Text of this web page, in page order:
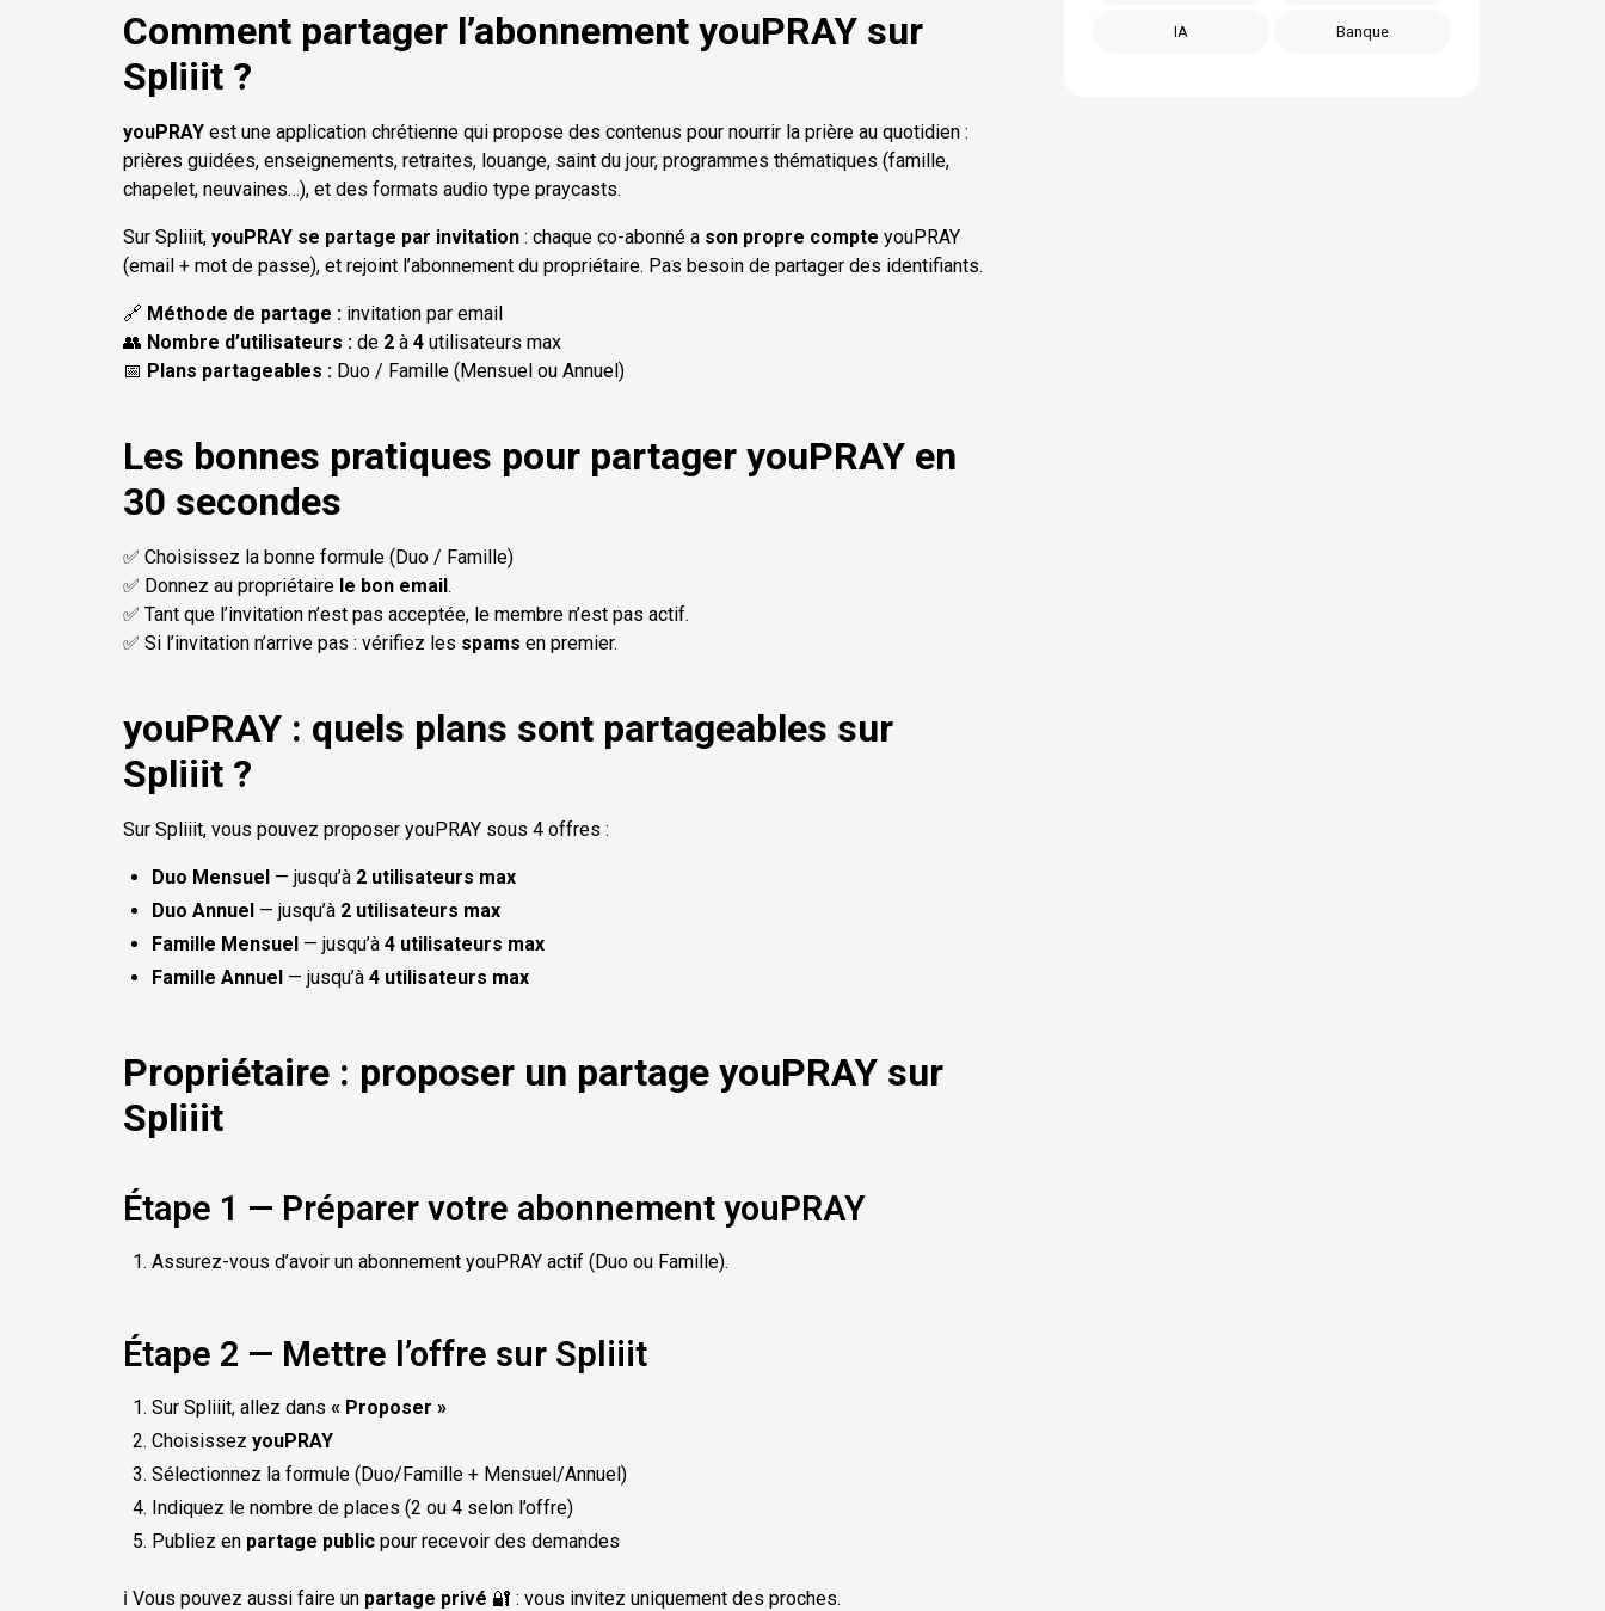
Comment partager l’abonnement youPRAY sur
Spliiit ?
youPRAY est une application chrétienne qui propose des contenus pour nourrir la prière au quotidien :
prières guidées, enseignements, retraites, louange, saint du jour, programmes thématiques (famille,
chapelet, neuvaines…), et des formats audio type praycasts.
Sur Spliiit, youPRAY se partage par invitation : chaque co-abonné a son propre compte youPRAY
(email + mot de passe), et rejoint l’abonnement du propriétaire. Pas besoin de partager des identifiants.
🔗 Méthode de partage : invitation par email
👥 Nombre d’utilisateurs : de 2 à 4 utilisateurs max
📅 Plans partageables : Duo / Famille (Mensuel ou Annuel)
Les bonnes pratiques pour partager youPRAY en
30 secondes
✅ Choisissez la bonne formule (Duo / Famille)
✅ Donnez au propriétaire le bon email.
✅ Tant que l’invitation n’est pas acceptée, le membre n’est pas actif.
✅ Si l’invitation n’arrive pas : vérifiez les spams en premier.
youPRAY : quels plans sont partageables sur
Spliiit ?
Sur Spliiit, vous pouvez proposer youPRAY sous 4 offres :
Duo Mensuel — jusqu’à 2 utilisateurs max
Duo Annuel — jusqu’à 2 utilisateurs max
Famille Mensuel — jusqu’à 4 utilisateurs max
Famille Annuel — jusqu’à 4 utilisateurs max
Propriétaire : proposer un partage youPRAY sur
Spliiit
Étape 1 — Préparer votre abonnement youPRAY
Assurez-vous d’avoir un abonnement youPRAY actif (Duo ou Famille).
Étape 2 — Mettre l’offre sur Spliiit
Sur Spliiit, allez dans « Proposer »
Choisissez youPRAY
Sélectionnez la formule (Duo/Famille + Mensuel/Annuel)
Indiquez le nombre de places (2 ou 4 selon l’offre)
Publiez en partage public pour recevoir des demandes
ℹ️ Vous pouvez aussi faire un partage privé 🔐 : vous invitez uniquement des proches.
IA Banque